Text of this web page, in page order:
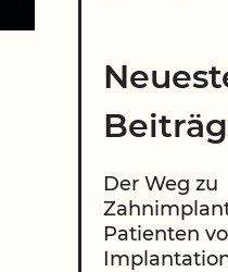
Der Weg zu
Patienten